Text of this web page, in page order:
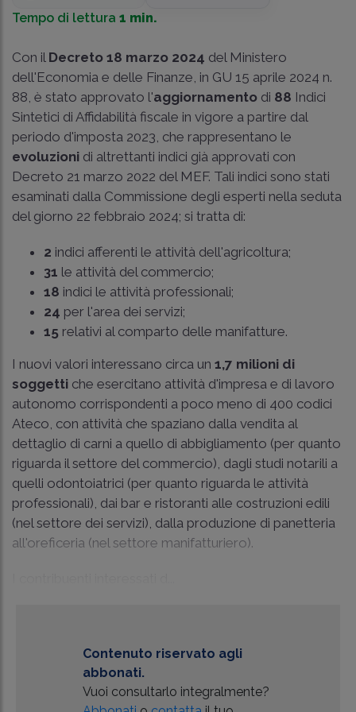
Tempo di lettura 1 min.
Con il Decreto 18 marzo 2024 del Ministero
dell'Economia e delle Finanze, in GU 15 aprile 2024 n.
88, è stato approvato l'aggiornamento di 88 Indici
Sintetici di Affidabilità fiscale in vigore a partire dal
periodo d'imposta 2023, che rappresentano le
evoluzioni di altrettanti indici già approvati con
Decreto 21 marzo 2022 del MEF. Tali indici sono stati
esaminati dalla Commissione degli esperti nella seduta
del giorno 22 febbraio 2024; si tratta di:
2 indici afferenti le attività dell'agricoltura;
31 le attività del commercio;
18 indici le attività professionali;
24 per l'area dei servizi;
15 relativi al comparto delle manifatture.
I nuovi valori interessano circa un 1,7 milioni di
soggetti che esercitano attività d'impresa e di lavoro
autonomo corrispondenti a poco meno di 400 codici
Ateco, con attività che spaziano dalla vendita al
dettaglio di carni a quello di abbigliamento (per quanto
riguarda il settore del commercio), dagli studi notarili a
quelli odontoiatrici (per quanto riguarda le attività
professionali), dai bar e ristoranti alle costruzioni edili
(nel settore dei servizi), dalla produzione di panetteria
all'oreficeria (nel settore manifatturiero).
Contenuto riservato agli
abbonati.
Vuoi consultarlo integralmente?